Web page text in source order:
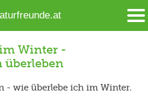
Winter -
- wie überlebe ich im Winter.